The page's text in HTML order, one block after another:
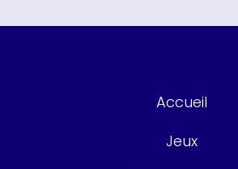
Accueil
Jeux